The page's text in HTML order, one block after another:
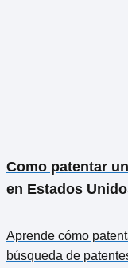
Como patentar
en Estados
Aprende cómo
búsqueda de